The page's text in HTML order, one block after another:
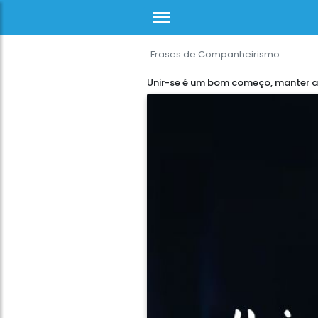
Frases de Companheirismo
Unir-se é um bom começo, manter